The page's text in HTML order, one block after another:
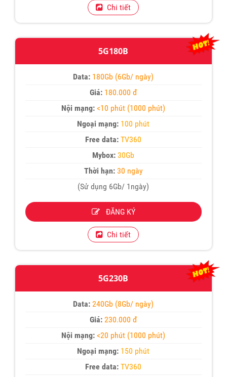
Chi tiết
5G180B
Data: 180Gb (6Gb/ ngày)
Giá: 180.000 đ
Nội mạng: <10 phút (1000 phút)
Ngoại mạng: 100 phút
Free data: TV360
Mybox: 30Gb
Thời hạn:30 ngày
(Sử dụng 6Gb/ 1ngày)
ĐĂNG KÝ
Chi tiết
5G230B
Data: 240Gb (8Gb/ ngày)
Giá:230.000 đ
Nội mạng: <20 phút (1000 phút)
Ngoại mạng: 150 phút
Free data: TV360